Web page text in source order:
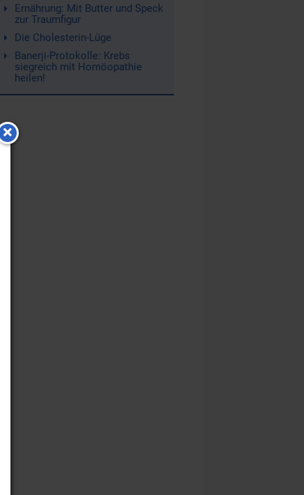
Ernährung: Mit Butter und Speck
zur Traumfigur
Die Cholesterin-Lüge
Banerji-Protokolle: Krebs
siegreich mit Homöopathie
heilen!